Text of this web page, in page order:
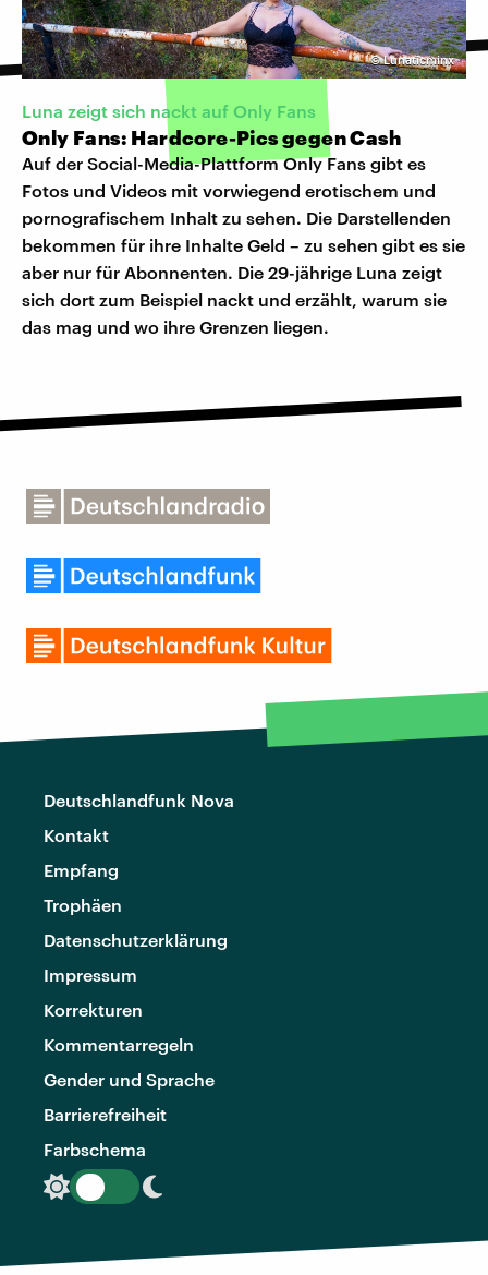
©Lunaticminx
Luna zeigt sich nackt auf Only Fans
Only Fans: Hardcore-Pics gegen Cash
Auf der Social-Media-Plattform Only Fans gibt es
Fotos und Videos mit vorwiegend erotischem und
pornografischem Inhalt zu sehen. Die Darstellenden
bekommen für ihre Inhalte Geld – zu sehen gibt es sie
aber nur für Abonnenten. Die 29-jährige Luna zeigt
sich dort zum Beispiel nackt und erzählt, warum sie
das mag und wo ihre Grenzen liegen.
Deutschlandfunk Nova
Kontakt
Empfang
Trophäen
Datenschutzerklärung
Impressum
Korrekturen
Kommentarregeln
Gender und Sprache
Barrierefreiheit
Farbschema